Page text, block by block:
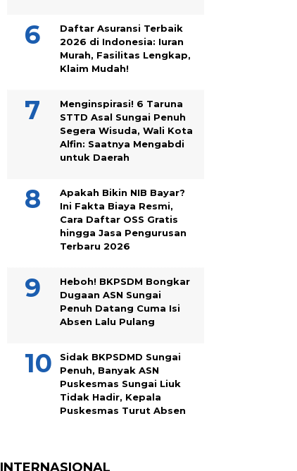
Daftar Asuransi Terbaik
2026 di Indonesia: Iuran
Murah, Fasilitas Lengkap,
Klaim Mudah!
Menginspirasi! 6 Taruna
STTD Asal Sungai Penuh
Segera Wisuda, Wali Kota
Alfin: Saatnya Mengabdi
untuk Daerah
Apakah Bikin NIB Bayar?
Ini Fakta Biaya Resmi,
Cara Daftar OSS Gratis
hingga Jasa Pengurusan
Terbaru 2026
Heboh! BKPSDM Bongkar
Dugaan ASN Sungai
Penuh Datang Cuma Isi
Absen Lalu Pulang
Sidak BKPSDMD Sungai
Penuh, Banyak ASN
Puskesmas Sungai Liuk
Tidak Hadir, Kepala
Puskesmas Turut Absen
INTERNASIONAL